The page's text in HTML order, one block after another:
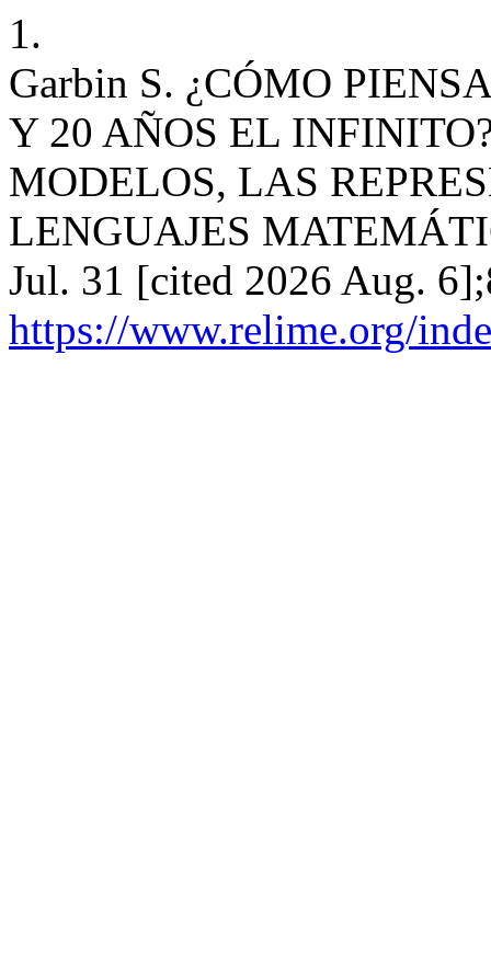
1.
Garbin S. ¿CÓMO
Y 20 AÑOS EL
MODELOS, LAS
LENGUAJES
Jul. 31 [cited 2026 Aug.
https://www.relime.org/